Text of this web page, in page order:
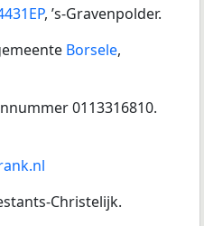
, ’s-Gravenpolder.
Borsele,
0113316810.
Christelijk.